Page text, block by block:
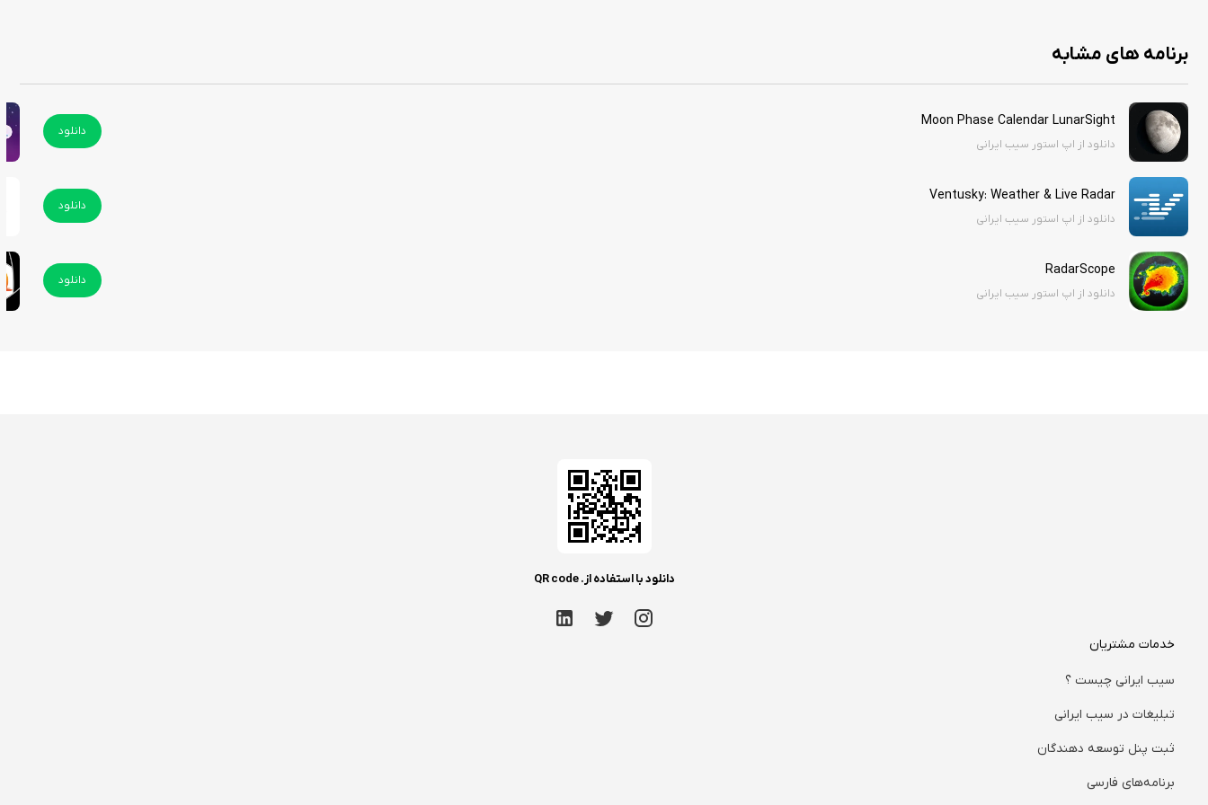
برنامه های مشابه
Moon Phase Calendar LunarSight
دانلود از اپ استور سیب ایرانی
دانلود
Ventusky: Weather & Live Radar
دانلود از اپ استور سیب ایرانی
دانلود
RadarScope
دانلود از اپ استور سیب ایرانی
دانلود
دانلود با استفاده از. QR code
خدمات مشتریان
سیب ایرانی چیست ؟
تبلیغات در سیب ایرانی
ثبت پنل توسعه دهندگان
برنامه‌های فارسی